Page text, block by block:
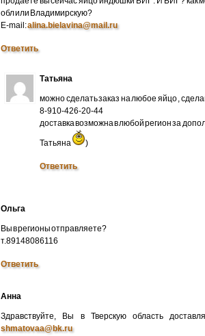
обл или Владимирскую?
E-mail:alina.bielavina@mail.ru
Ответить
Татьяна
можно сделать заказ на любое яйцо ,
8-910-426-20-44
доставка возможна в любой регион за
Татьяна )
Ответить
Ольга
Вы в регионы отправляете?
т.89148086116
Ответить
Анна
Здравствуйте, Вы в Тверскую область
shmatovaa@bk.ru